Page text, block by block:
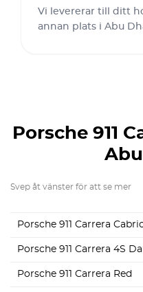
Vi levererar till ditt
annan plats i Abu
Porsche 911
Svep åt vänster för att se mer
Porsche 911 Carrera
Porsche 911 Carrera 4S
Porsche 911 Carrera Red